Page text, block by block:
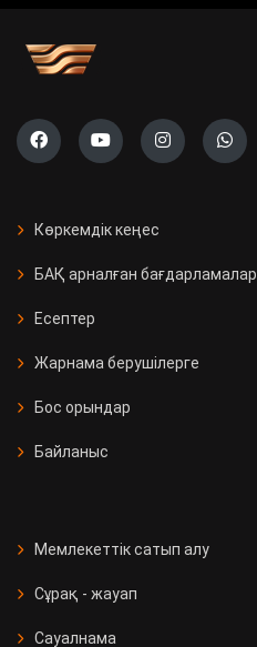
Көркемдік кеңес
БАҚ арналған бағдарламалар
Есептер
Жарнама берушілерге
Бос орындар
Байланыс
Мемлекеттік сатып алу
Сұрақ - жауап
Сауалнама